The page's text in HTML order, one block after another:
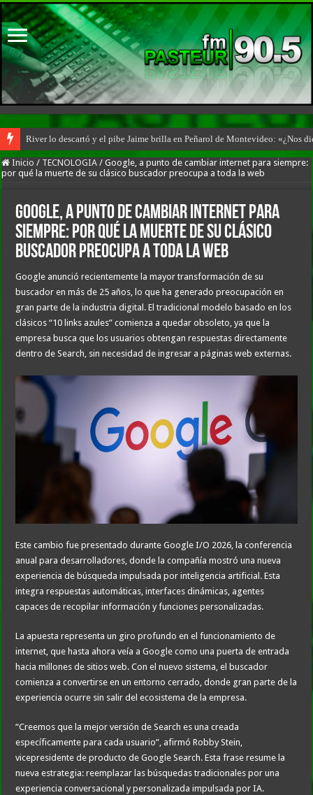
River lo descartó y el pibe Jaime brilla en Peñarol de Montevideo: «¿Nos
Inicio / TECNOLOGIA / Google, a punto de cambiar internet para siempre:
por qué la muerte de su clásico buscador preocupa a toda la web
Google, a punto de cambiar internet para
siempre: por qué la muerte de su clásico
buscador preocupa a toda la web
Google anunció recientemente la mayor transformación de su
buscador en más de 25 años, lo que ha generado preocupación en
gran parte de la industria digital. El tradicional modelo basado en los
clásicos “10 links azules” comienza a quedar obsoleto, ya que la
empresa busca que los usuarios obtengan respuestas directamente
dentro de Search, sin necesidad de ingresar a páginas web externas.
Este cambio fue presentado durante Google I/O 2026, la conferencia
anual para desarrolladores, donde la compañía mostró una nueva
experiencia de búsqueda impulsada por inteligencia artificial. Esta
integra respuestas automáticas, interfaces dinámicas, agentes
capaces de recopilar información y funciones personalizadas.
La apuesta representa un giro profundo en el funcionamiento de
internet, que hasta ahora veía a Google como una puerta de entrada
hacia millones de sitios web. Con el nuevo sistema, el buscador
comienza a convertirse en un entorno cerrado, donde gran parte de la
experiencia ocurre sin salir del ecosistema de la empresa.
“Creemos que la mejor versión de Search es una creada
específicamente para cada usuario”, afirmó Robby Stein,
vicepresidente de producto de Google Search. Esta frase resume la
nueva estrategia: reemplazar las búsquedas tradicionales por una
experiencia conversacional y personalizada impulsada por IA.